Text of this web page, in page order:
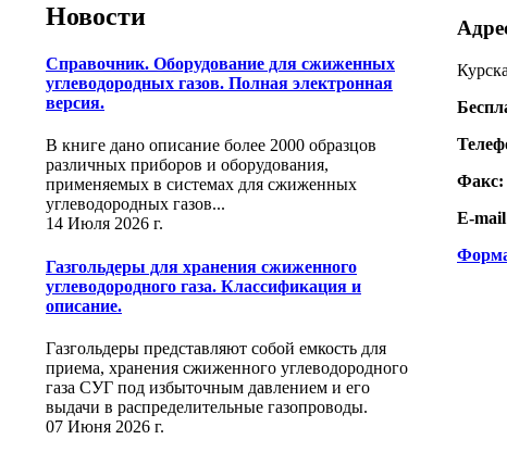
Новости
Справочник. Оборудование для сжиженных
углеводородных газов. Полная электронная
версия.
В книге дано описание более 2000 образцов
различных приборов и оборудования,
применяемых в системах для сжиженных
углеводородных газов...
14 Июля 2026 г.
Газгольдеры для хранения сжиженного
углеводородного газа. Классификация и
описание.
Газгольдеры представляют собой емкость для
приема, хранения сжиженного углеводородного
газа СУГ под избыточным давлением и его
выдачи в распределительные газопроводы.
07 Июня 2026 г.
Факс:
E-